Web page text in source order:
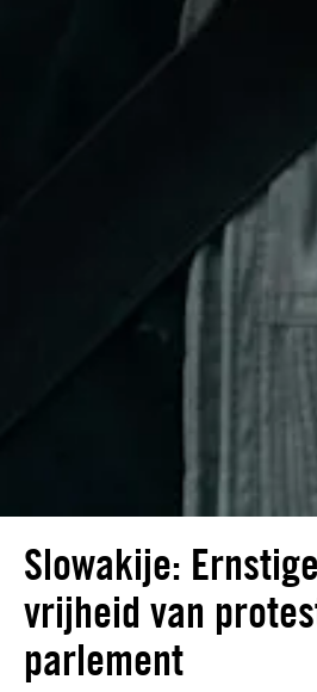
Slowakije:
vrijheid van
parlement